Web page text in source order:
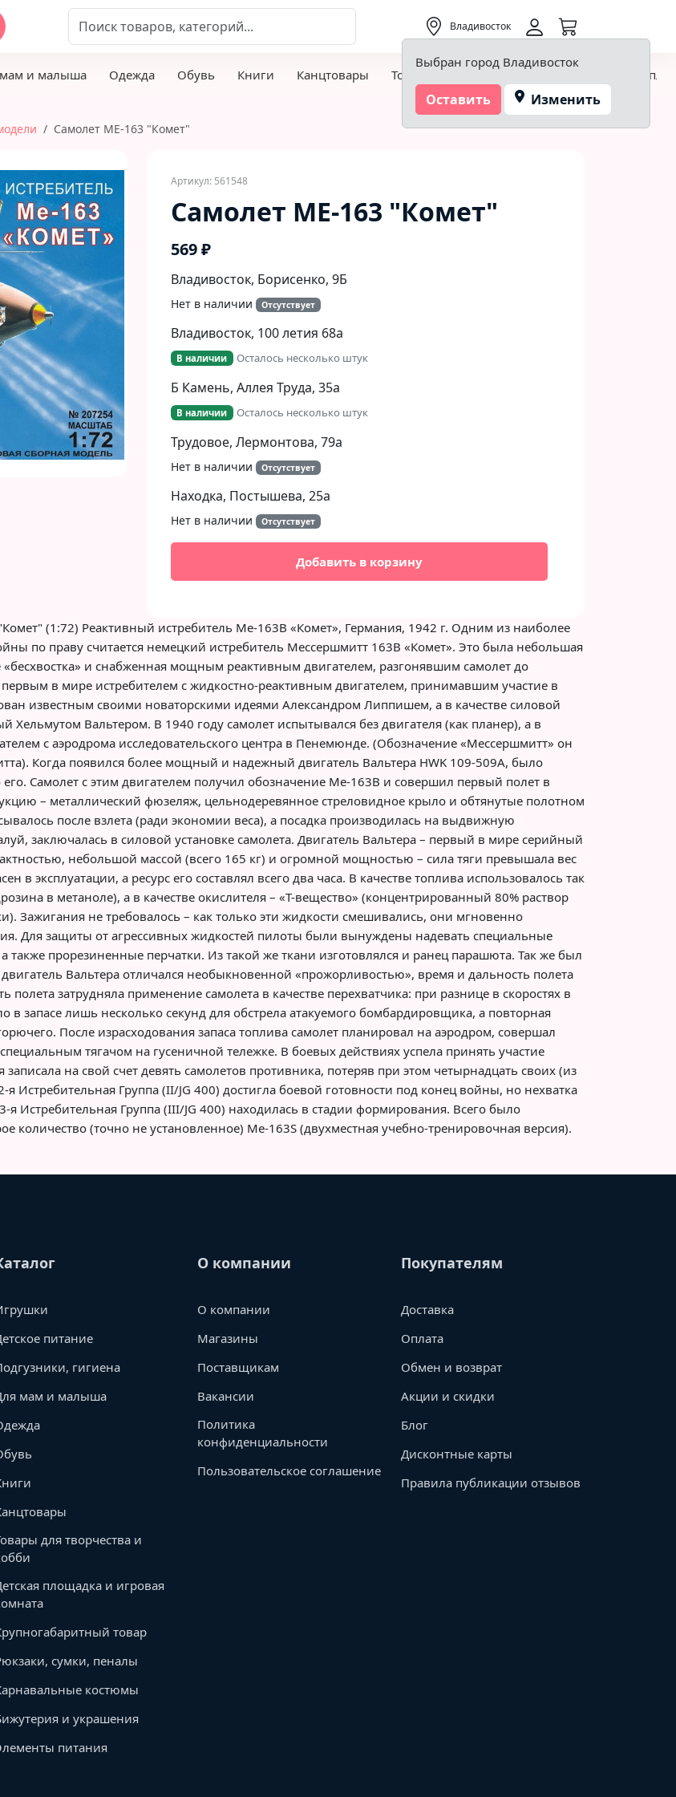
Владивосток
Выбран город Владивосток
Оставить Изменить
и малыша Одежда Обувь Книги Канцтовары Товары для творчества и хобби Детская
Самолет МЕ-163 "Комет"
Артикул: 561548
Самолет МЕ-163 "Комет"
569 ₽
Владивосток, Борисенко, 9Б​
Нет в наличии Отсутствует
Владивосток, 100 летия 68а
В наличии Осталось несколько штук
Б Камень, Аллея Труда, 35а
В наличии Осталось несколько штук
Трудовое, Лермонтова, 79а
Нет в наличии Отсутствует
Находка, Постышева, 25а
Нет в наличии Отсутствует
Добавить в корзину
(1:72) Реактивный истребитель Ме-163В «Комет», Германия, 1942 г. Одним из наиболее
по праву считается немецкий истребитель Мессершмитт 163В «Комет». Это была небольшая
и снабженная мощным реактивным двигателем, разгонявшим самолет до
в мире истребителем с жидкостно-реактивным двигателем, принимавшим участие в
известным своими новаторскими идеями Александром Липпишем, а в качестве силовой
Хельмутом Вальтером. В 1940 году самолет испытывался без двигателя (как планер), а в
с аэродрома исследовательского центра в Пенемюнде. (Обозначение «Мессершмитт» он
Когда появился более мощный и надежный двигатель Вальтера HWK 109-509А, было
Самолет с этим двигателем получил обозначение Ме-163В и совершил первый полет в
– металлический фюзеляж, цельнодеревянное стреловидное крыло и обтянутые полотном
после взлета (ради экономии веса), а посадка производилась на выдвижную
заключалась в силовой установке самолета. Двигатель Вальтера – первый в мире серийный
небольшой массой (всего 165 кг) и огромной мощностью – сила тяги превышала вес
в эксплуатации, а ресурс его составлял всего два часа. В качестве топлива использовалось так
в метаноле), а в качестве окислителя – «Т-вещество» (концентрированный 80% раствор
Зажигания не требовалось – как только эти жидкости смешивались, они мгновенно
Для защиты от агрессивных жидкостей пилоты были вынуждены надевать специальные
прорезиненные перчатки. Из такой же ткани изготовлялся и ранец парашюта. Так же был
Вальтера отличался необыкновенной «прожорливостью», время и дальность полета
полета затрудняла применение самолета в качестве перехватчика: при разнице в скоростях в
в запасе лишь несколько секунд для обстрела атакуемого бомбардировщика, а повторная
После израсходования запаса топлива самолет планировал на аэродром, совершал
тягачом на гусеничной тележке. В боевых действиях успела принять участие
записала на свой счет девять самолетов противника, потеряв при этом четырнадцать своих (из
Истребительная Группа (II/JG 400) достигла боевой готовности под конец войны, но нехватка
я Истребительная Группа (III/JG 400) находилась в стадии формирования. Всего было
количество (точно не установленное) Ме-163S (двухместная учебно-тренировочная версия).
питание
гигиена
мам и малыша
для творчества и
площадка и игровая
товар
сумки, пеналы
костюмы
и украшения
питания
О компании
О компании
Магазины
Поставщикам
Вакансии
Политика
конфиденциальности
Пользовательское соглашение
Покупателям
Доставка
Оплата
Обмен и возврат
Акции и скидки
Блог
Дисконтные карты
Правила публикации отзывов